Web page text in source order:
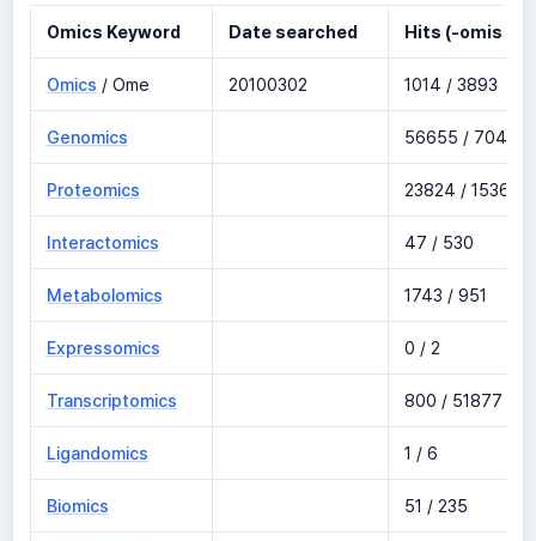
Omics Keyword Date searched Hits (-omis / -
Omics / Ome 20100302 1014 / 3893
Genomics 56655 /
Proteomics 23824 / 15368
Interactomics 47 / 530
Metabolomics 1743 / 951
Expressomics 0 / 2
Transcriptomics 800 / 51877
Ligandomics 1 / 6
Biomics 51 / 235